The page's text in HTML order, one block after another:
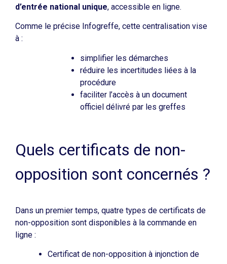
d’entrée national unique, accessible en ligne.
Comme le précise Infogreffe, cette centralisation vise
à :
simplifier les démarches
réduire les incertitudes liées à la
procédure
faciliter l’accès à un document
officiel délivré par les greffes
Quels certificats de non-
opposition sont concernés ?
Dans un premier temps, quatre types de certificats de
non-opposition sont disponibles à la commande en
ligne :
Certificat de non-opposition à injonction de